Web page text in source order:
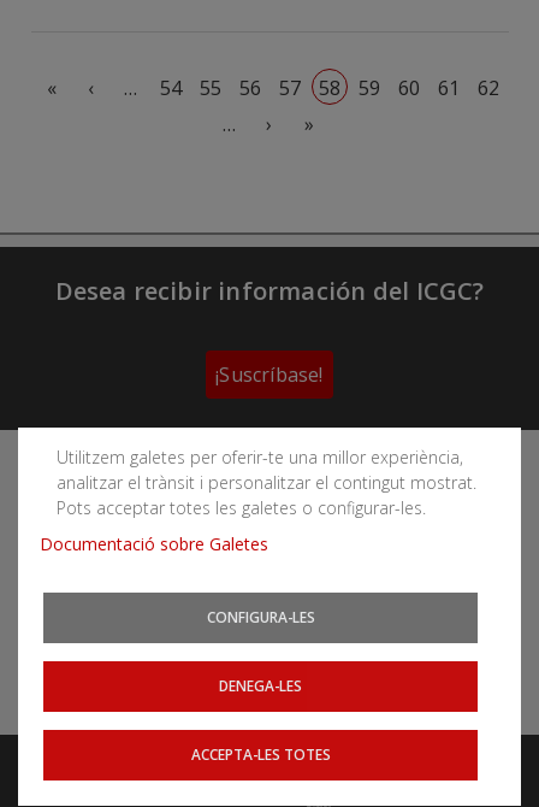
« ‹ … 54 55 56 57 58 59 60 61
62
…
›
Siguiente página
»
Última página
Utilitzem galetes per oferir-te una millor experiència,
analitzar el trànsit i personalitzar el contingut mostrat.
Pots acceptar totes les galetes o configurar-les.
Documentació sobre Galetes
CONFIGURA-LES
DENEGA-LES
ACCEPTA-LES TOTES
Desea recibir información del ICGC?
¡Suscríbase!
Sigue las redes sociales del Instituto Cartográfico y
Geológico de Cataluña
Puede subscribirse a los canales RSS
Accessibilidad Mapa web